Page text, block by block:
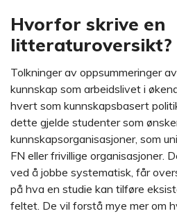
Hvorfor skrive en
litteraturoversikt?
Tolkninger av oppsummeringer
kunnskap som arbeidslivet i
hvert som kunnskapsbasert
dette gjelde studenter som
kunnskapsorganisasjoner, som
FN eller frivillige organisasjoner.
ved å jobbe systematisk, får
på hva en studie kan tilføre
feltet. De vil forstå mye mer om